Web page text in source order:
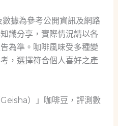
據為參考公開資訊及網路
識分享，實際情況請以各
為準。咖啡風味受多種變
，選擇符合個人喜好之產
）」咖啡豆，評測數